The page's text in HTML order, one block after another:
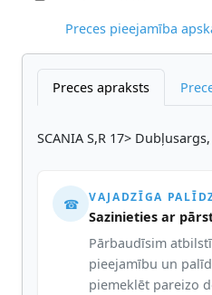
Preces pieejamība
Preces apraksts
SCANIA S,R 17>
☎ VAJADZĪGA
Sazinieties ar
Pārbaudīsim
pieejamību un
piemeklēt pareizo